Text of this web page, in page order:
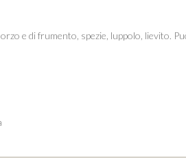
e di frumento, spezie, luppolo, lievito.